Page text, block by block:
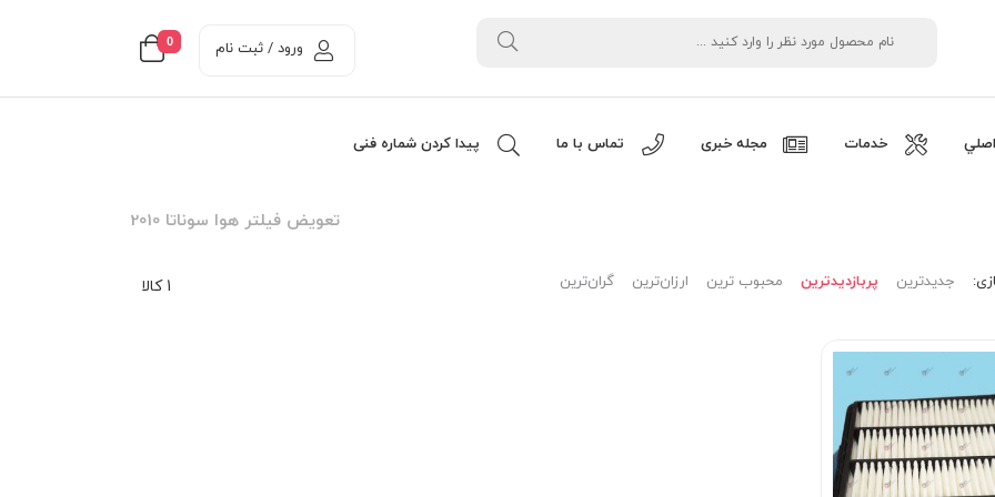
0 ورود / ثبت نام
خدمات مجله خبری تماس با ما پیدا کردن شماره فنی
تعویض فیلتر هوا سوناتا 2010
1 کالا جدیدترین پربازدیدترین محبوب ترین ارزان‌ترین گران‌ترین